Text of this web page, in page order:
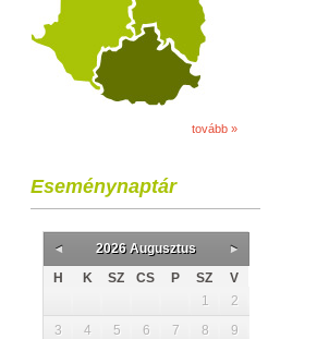
tovább »
Eseménynaptár
2026 Augusztus
H
K SZ CS P SZ
V
1
2
3
4 5 6 7 8
9